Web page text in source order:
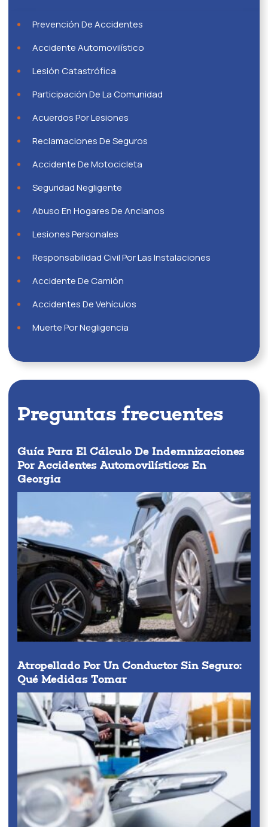
Prevención De Accidentes
Accidente Automovilístico
Lesión Catastrófica
Participación De La Comunidad
Acuerdos Por Lesiones
Reclamaciones De Seguros
Accidente De Motocicleta
Seguridad Negligente
Abuso En Hogares De Ancianos
Lesiones Personales
Responsabilidad Civil Por Las Instalaciones
Accidente De Camión
Accidentes De Vehículos
Muerte Por Negligencia
Preguntas frecuentes
Guía Para El Cálculo De Indemnizaciones
Por Accidentes Automovilísticos En
Georgia
Atropellado Por Un Conductor Sin Seguro:
Qué Medidas Tomar